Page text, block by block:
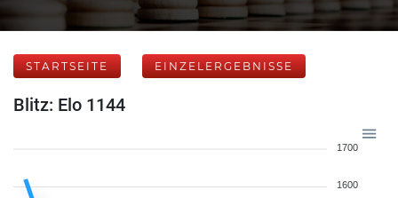
STARTSEITE EINZELERGEBNISSE
Blitz: Elo 1144
1700
1600